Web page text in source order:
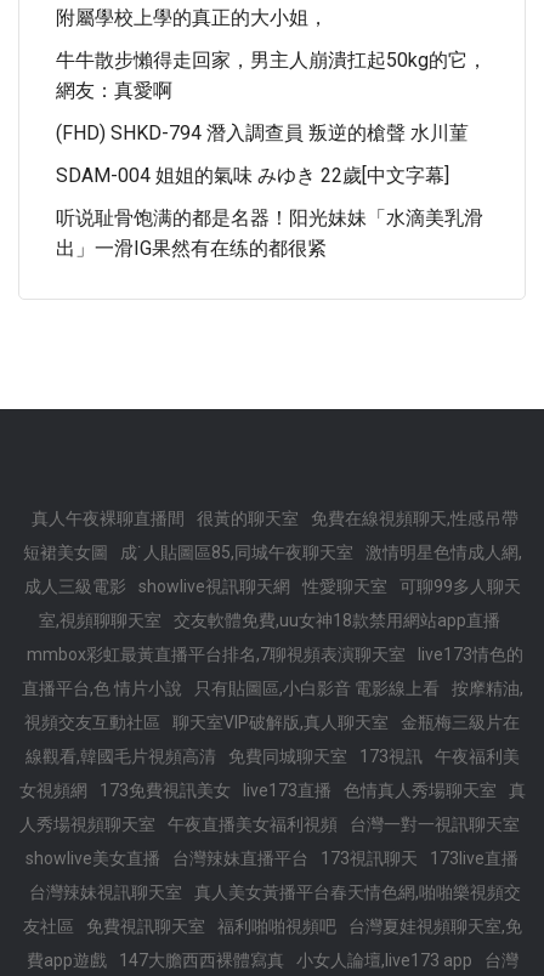
附屬學校上學的真正的大小姐，
牛牛散步懶得走回家，男主人崩潰扛起50kg的它，
網友：真愛啊
(FHD) SHKD-794 潛入調查員 叛逆的槍聲 水川菫
SDAM-004 姐姐的氣味 みゆき 22歲[中文字幕]
听说耻骨饱满的都是名器！阳光妹妹「水滴美乳滑
出」一滑IG果然有在练的都很紧
真人午夜裸聊直播間 很黃的聊天室
免費在線視頻聊天,性感吊帶
短裙美女圖
成˙人貼圖區85,同城午夜聊天室
激情明星色情成人網,
成人三級電影
showlive視訊聊天網 性愛聊天室
可聊99多人聊天
室,視頻聊聊天室
交友軟體免費,uu女神18款禁用網站app直播
mmbox彩虹最黃直播平台排名,7聊視頻表演聊天室
live173情色的
直播平台,色 情片小說
只有貼圖區,小白影音 電影線上看
按摩精油,
視頻交友互動社區
聊天室VIP破解版,真人聊天室
金瓶梅三級片在
線觀看,韓國毛片視頻高清
免費同城聊天室 173視訊
午夜福利美
女視頻網
173免費視訊美女 live173直播 色情真人秀場聊天室
真
人秀場視頻聊天室
午夜直播美女福利視頻
台灣一對一視訊聊天室
showlive美女直播
台灣辣妹直播平台 173視訊聊天
173live直播
台灣辣妹視訊聊天室
真人美女黃播平台春天情色網,啪啪樂視頻交
友社區
免費視訊聊天室 福利啪啪視頻吧
台灣夏娃視頻聊天室,免
費app遊戲
147大膽西西裸體寫真 小女人論壇,live173 app 台灣